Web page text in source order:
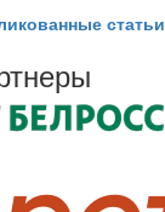
статьи